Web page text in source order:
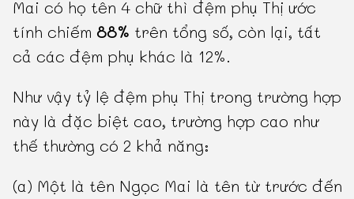
Mai có họ tên 4 chữ thì đệm phụ Thị ước
tính chiếm 88% trên tổng số, còn lại, tất
cả các đệm phụ khác là 12%.
Như vậy tỷ lệ đệm phụ Thị trong trường hợp
này là đặc biệt cao, trường hợp cao như
thế thường có 2 khả năng:
(a) Một là tên Ngọc Mai là tên từ trước đến